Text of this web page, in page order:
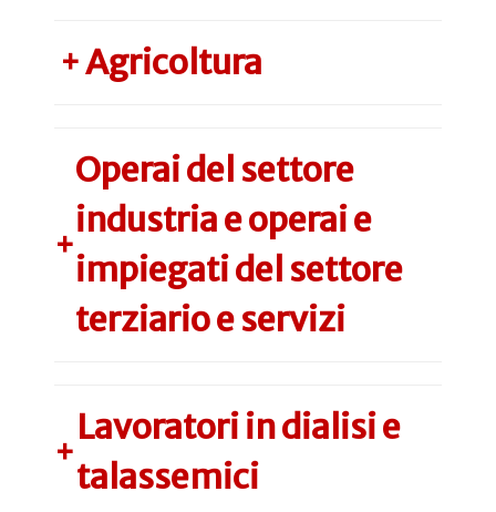
+Agricoltura
+
Operai del settore
industria e operai e
impiegati del settore
terziario e servizi
+
Lavoratori in dialisi e
talassemici